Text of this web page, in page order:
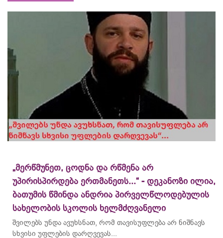
„მერწმუნეთ, ცოდნა და რწმენა არ
უპირისპირდება ერთმანეთს...“ - დეკანოზი ილია,
ბათუმის წმინდა ანდრია პირველწლოდებულის
სახელობის სკოლის ხელმძღვანელი
შვილებს უნდა ავუხსნათ, რომ თავისუფლება არ ნიშნავს
სხვისი უფლების დარღვევას...